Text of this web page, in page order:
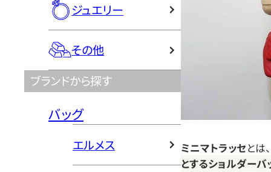
ジュエリー
その他
ブランドから探す
バッグ
エルメス ミニマトラッセとは、
とするショルダーバ